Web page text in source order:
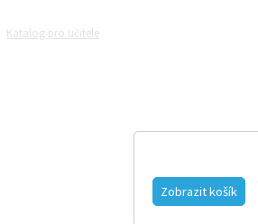
Katalog pro učitele
Zobrazit košík